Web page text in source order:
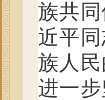
族共
近平
族人
进一